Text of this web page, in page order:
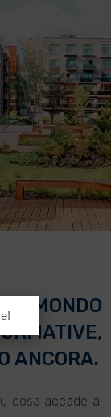
MONDO
ANCORA.
cosa accade al